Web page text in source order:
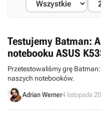
Testujemy Batman:
notebooku ASUS
Przetestowaliśmy grę
naszych notebooków.
Adrian Werner4 listopada